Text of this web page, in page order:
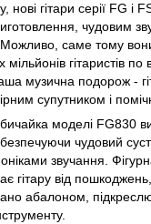
нові гітари серії FG і
чудовим
Можливо, саме тому
гітаристів по
музична подорож -
супутником і
моделі FG830
чудовий
звучання.
гітару від
абалоном,